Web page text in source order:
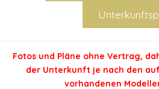
Fotos und Pläne ohne Vertrag,
der Unterkunft je nach den
vorhandenen